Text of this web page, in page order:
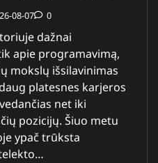
08-07 0
dažnai
apie programavimą,
mokslų išsilavinimas
platesnes karjeros
net iki
pozicijų. Šiuo metu
ypač trūksta